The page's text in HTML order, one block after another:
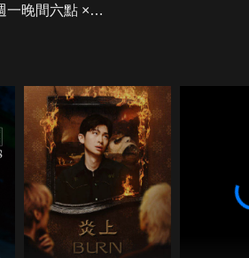
一晚間六點 ×
回家的你》
reurl.cc/Kxxa5n
後宮出遊趣插畫明信片一張，
通路沒有贈送喔～）
8yygV7
bzzGvr